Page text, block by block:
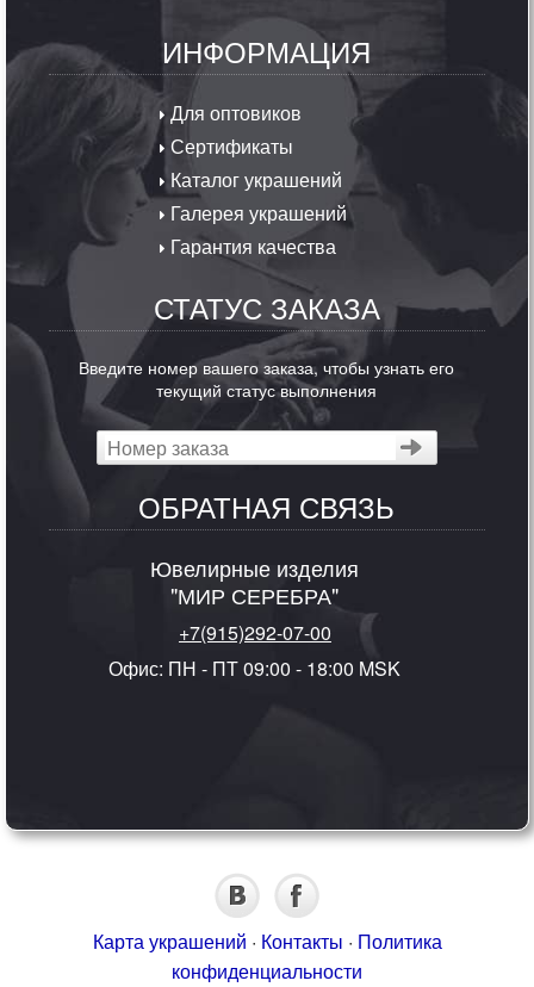
ИНФОРМАЦИЯ
Для оптовиков
Сертификаты
Каталог украшений
Галерея украшений
Гарантия качества
СТАТУС ЗАКАЗА
Введите номер вашего заказа, чтобы узнать его
текущий статус выполнения
ОБРАТНАЯ СВЯЗЬ
Ювелирные изделия
"МИР СЕРЕБРА"
+7(915)292-07-00
Офис: ПН - ПТ 09:00 - 18:00 MSK
Карта украшений · Контакты · Политика
конфиденциальности